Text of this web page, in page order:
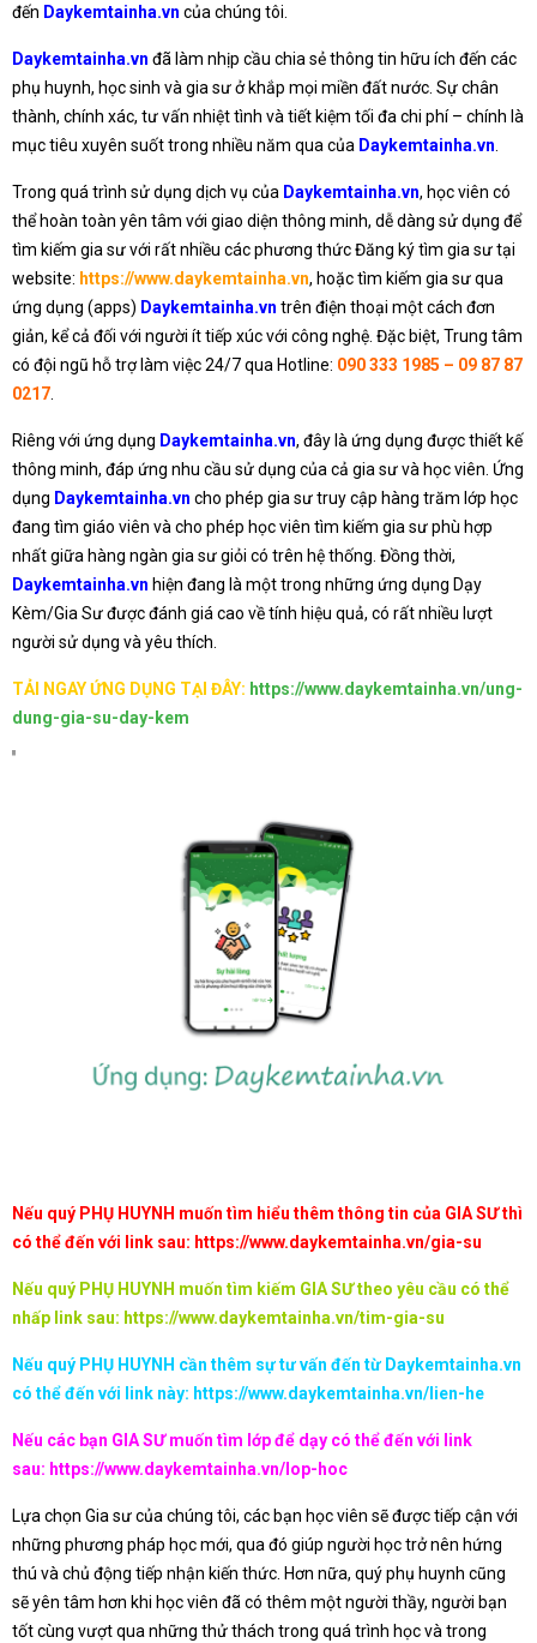
đến Daykemtainha.vn của chúng tôi.
Daykemtainha.vn đã làm nhịp cầu chia sẻ thông tin hữu ích đến các
phụ huynh, học sinh và gia sư ở khắp mọi miền đất nước. Sự chân
thành, chính xác, tư vấn nhiệt tình và tiết kiệm tối đa chi phí – chính là
mục tiêu xuyên suốt trong nhiều năm qua của Daykemtainha.vn
Trong quá trình sử dụng dịch vụ của Daykemtainha.vn, học viên có
thể hoàn toàn yên tâm với giao diện thông minh, dễ dàng sử dụng để
tìm kiếm gia sư với rất nhiều các phương thức Đăng ký tìm gia sư tại
website: https://www.daykemtainha.vn, hoặc tìm kiếm gia sư qua
ứng dụng (apps) Daykemtainha.vn trên điện thoại một cách đơn
giản, kể cả đối với người ít tiếp xúc với công nghệ. Đặc biệt, Trung tâm
có đội ngũ hỗ trợ làm việc 24/7 qua Hotline: 090 333 1985 – 09 87 87
0217
Riêng với ứng dụng Daykemtainha.vn, đây là ứng dụng được thiết kế
thông minh, đáp ứng nhu cầu sử dụng của cả gia sư và học viên. Ứng
dụng Daykemtainha.vn cho phép gia sư truy cập hàng trăm lớp học
đang tìm giáo viên và cho phép học viên tìm kiếm gia sư phù hợp
nhất giữa hàng ngàn gia sư giỏi có trên hệ thống. Đồng thời,
Daykemtainha.vn hiện đang là một trong những ứng dụng Dạy
Kèm/Gia Sư được đánh giá cao về tính hiệu quả, có rất nhiều lượt
người sử dụng và yêu thích.
TẢI NGAY ỨNG DỤNG TẠI ĐÂY: https://www.daykemtainha.vn/ung-
dung-gia-su-day-kem
Nếu quý PHỤ HUYNH muốn tìm hiểu thêm thông tin của GIA SƯ thì
có thể đến với link sau: https://www.daykemtainha.vn/gia-su
Nếu quý PHỤ HUYNH muốn tìm kiếm GIA SƯ theo yêu cầu có thể
nhấp link sau: https://www.daykemtainha.vn/tim-gia-su
Nếu quý PHỤ HUYNH cần thêm sự tư vấn đến từ Daykemtainha.vn
có thể đến với link này: https://www.daykemtainha.vn/lien-he
Nếu các bạn GIA SƯ muốn tìm lớp để dạy có thể đến với link
sau: https://www.daykemtainha.vn/lop-hoc
Lựa chọn Gia sư của chúng tôi, các bạn học viên sẽ được tiếp cận với
những phương pháp học mới, qua đó giúp người học trở nên hứng
thú và chủ động tiếp nhận kiến thức. Hơn nữa, quý phụ huynh cũng
sẽ yên tâm hơn khi học viên đã có thêm một người thầy, người bạn
tốt cùng vượt qua những thử thách trong quá trình học và trong